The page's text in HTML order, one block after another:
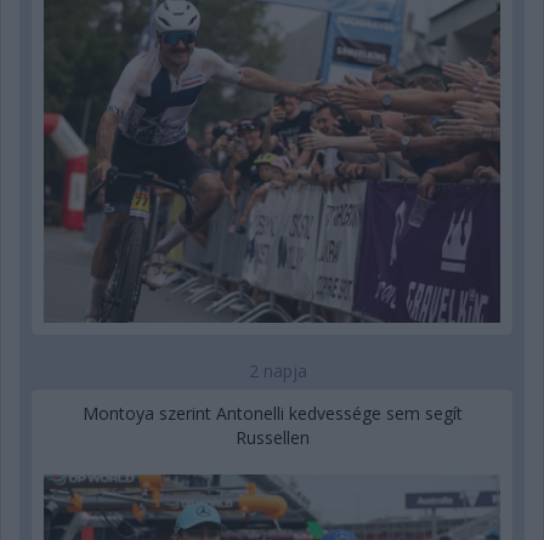
2 napja
Montoya szerint Antonelli kedvessége sem segít
Russellen